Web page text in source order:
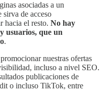
asociadas a un
sirva de acceso
hacia el resto. No hay
usuarios, que un
.
nuestras ofertas
incluso a nivel SEO.
publicaciones de
o incluso TikTok, entre